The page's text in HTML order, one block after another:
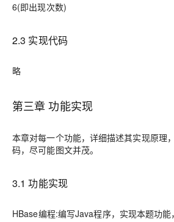
6(即出现次数)
2.3 实现代码
略
第三章 功能实现
本章对每一个功能，详细描述其实现原理
码，尽可能图文并茂。
3.1 功能实现
HBase编程:编写Java程序，实现本题功